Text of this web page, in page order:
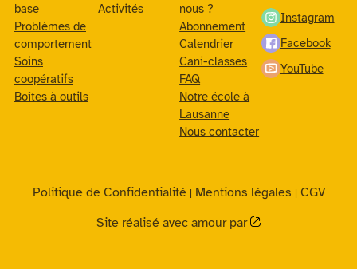
base
Problèmes de
comportement
Soins
coopératifs
Boîtes à outils
Activités
nous ?
Abonnement
Calendrier
Cani-classes
FAQ
Notre école à
Lausanne
Nous contacter
Instagram
Facebook
YouTube
Politique de Confidentialité| Mentions légales | CGV
Site réalisé avec amour par